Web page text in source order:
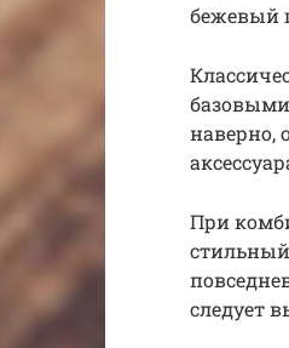
бежевый
наверно,
При
следует